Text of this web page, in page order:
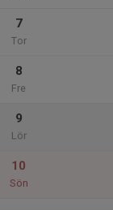
7
Tor
8
Fre
9
Lör
10
Sön